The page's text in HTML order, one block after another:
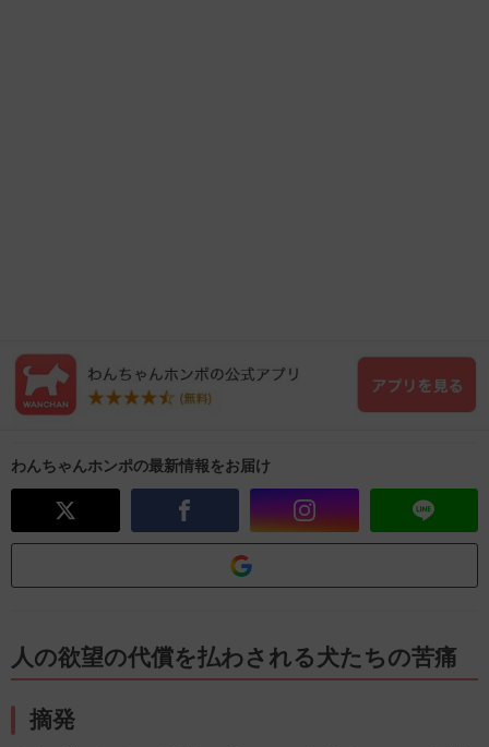
わんちゃんホンポの最新情報をお届け
人の欲望の代償を払わされる犬たちの苦痛
摘発